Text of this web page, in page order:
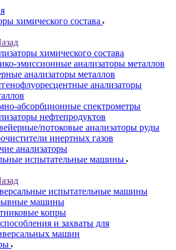
химического состава
химического состава
эмиссионные анализаторы металлов
анализаторы металлов
анализаторы
абсорбционные спектрометры
нефтепродуктов
потоковые анализаторы руды
инертных газов
анализаторы
испытательные машины
испытательные машины
машины
копры
и захваты для
машин